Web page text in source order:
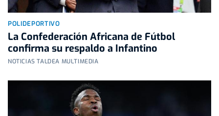
POLIDEPORTIVO
La Confederación Africana de Fútbol
confirma su respaldo a Infantino
NOTICIAS TALDEA MULTIMEDIA